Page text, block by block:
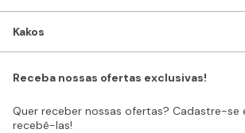
Kakos
Receba nossas ofertas exclusivas!
Quer receber nossas ofertas? Cadastre-se
recebê-las!